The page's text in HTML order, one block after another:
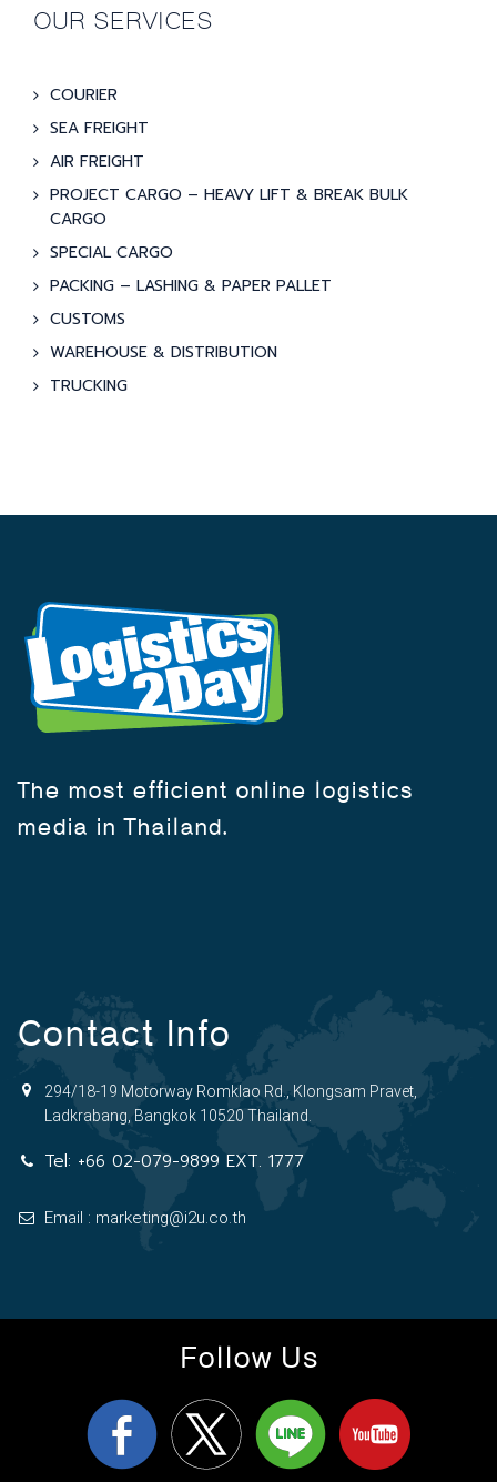
OUR SERVICES
COURIER
SEA FREIGHT
AIR FREIGHT
PROJECT CARGO – HEAVY LIFT & BREAK BULK
CARGO
SPECIAL CARGO
PACKING – LASHING & PAPER PALLET
CUSTOMS
WAREHOUSE & DISTRIBUTION
TRUCKING
The most efficient online logistics
media in Thailand.
Contact Info
294/18-19 Motorway Romklao Rd., Klongsam Pravet,
Ladkrabang, Bangkok 10520 Thailand.
Tel: +66 02-079-9899 EXT. 1777
Email : marketing@i2u.co.th
Follow Us